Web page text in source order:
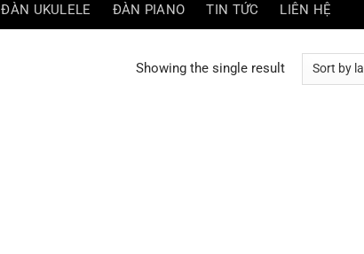
ĐÀN UKULELE ĐÀN PIANO TIN TỨC LIÊN HỆ
Showing the single result